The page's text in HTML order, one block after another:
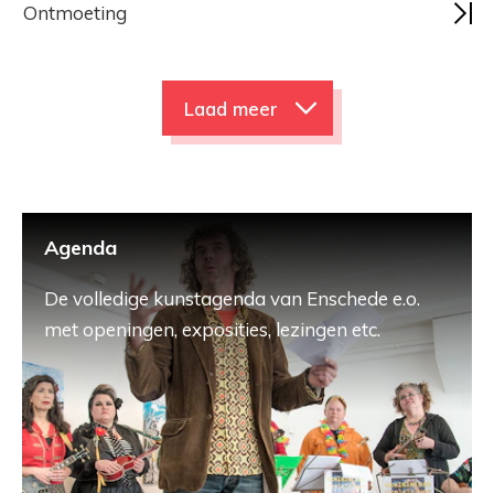
Ontmoeting
Laad meer
Agenda
De volledige kunstagenda van Enschede e.o.
met openingen, exposities, lezingen etc.